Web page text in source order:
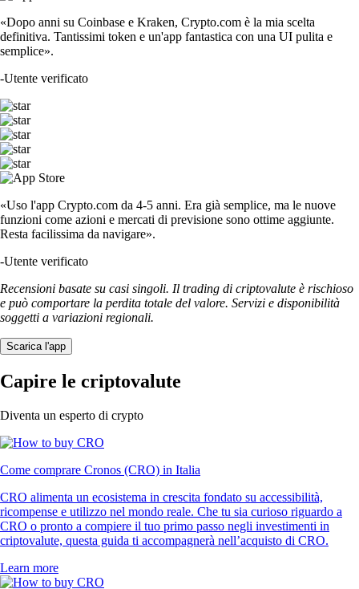
«Dopo anni su Coinbase e Kraken, Crypto.com è la mia scelta
definitiva. Tantissimi token e un'app fantastica con una UI pulita e
semplice».
-Utente verificato
«Uso l'app Crypto.com da 4-5 anni. Era già semplice, ma le nuove
funzioni come azioni e mercati di previsione sono ottime aggiunte.
Resta facilissima da navigare».
-Utente verificato
Recensioni basate su casi singoli. Il trading di criptovalute è rischioso
e può comportare la perdita totale del valore. Servizi e disponibilità
soggetti a variazioni regionali.
Scarica l'app
Capire le criptovalute
Diventa un esperto di crypto
Come comprare Cronos (CRO) in Italia
CRO alimenta un ecosistema in crescita fondato su accessibilità,
ricompense e utilizzo nel mondo reale. Che tu sia curioso riguardo a
CRO o pronto a compiere il tuo primo passo negli investimenti in
criptovalute, questa guida ti accompagnerà nell’acquisto di CRO.
Learn more